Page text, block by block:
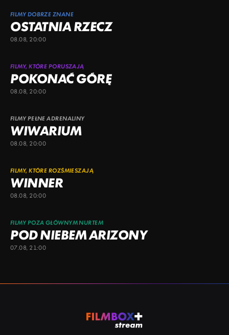
FILMY DOBRZE ZNANE
OSTATNIA RZECZ
08.08, 20:00
FILMY, KTÓRE PORUSZAJĄ
POKONAĆ GÓRĘ
08.08, 20:00
FILMY PEŁNE ADRENALINY
WIWARIUM
08.08, 20:00
FILMY, KTÓRE ROZŚMIESZAJĄ
WINNER
08.08, 20:00
FILMY POZA GŁÓWNYM NURTEM
POD NIEBEM ARIZONY
07.08, 21:00